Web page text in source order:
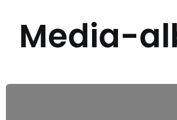
Media-